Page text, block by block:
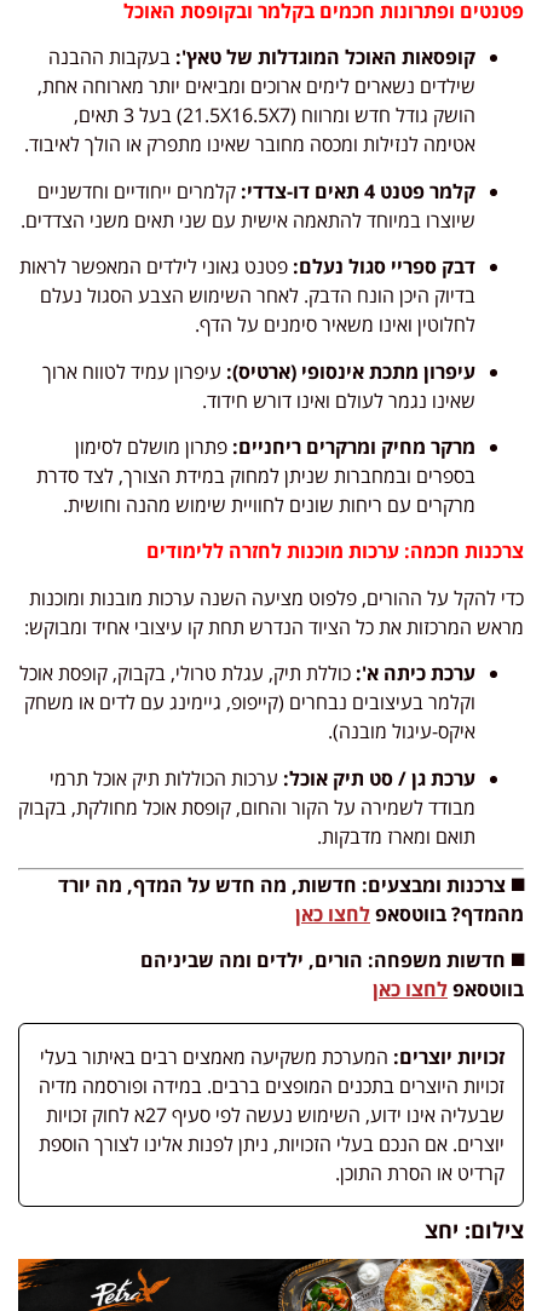
פטנטים ופתרונות חכמים בקלמר ובקופסת האוכל
קופסאות האוכל המוגדלות של טאץ': בעקבות ההבנה
שילדים נשארים לימים ארוכים ומביאים יותר מארוחה אחת,
הושק גודל חדש ומרווח (21.5X16.5X7) בעל 3 תאים,
אטימה לנזילות ומכסה מחובר שאינו מתפרק או הולך לאיבוד.
קלמר פטנט 4 תאים דו-צדדי:
קלמרים ייחודיים וחדשניים
שיוצרו במיוחד להתאמה אישית עם שני תאים משני הצדדים.
דבק ספריי סגול נעלם: פטנט גאוני לילדים המאפשר לראות
בדיוק היכן הונח הדבק. לאחר השימוש הצבע הסגול נעלם
לחלוטין ואינו משאיר סימנים על הדף.
עיפרון מתכת אינסופי (ארטיס): עיפרון עמיד לטווח ארוך
שאינו נגמר לעולם ואינו דורש חידוד.
מרקר מחיק ומרקרים ריחניים: פתרון מושלם לסימון
בספרים ובמחברות שניתן למחוק במידת הצורך, לצד סדרת
מרקרים עם ריחות שונים לחוויית שימוש מהנה וחושית.
צרכנות חכמה: ערכות מוכנות לחזרה ללימודים
כדי להקל על ההורים, פלפוט מציעה השנה ערכות מובנות ומוכנות
מראש המרכזות את כל הציוד הנדרש תחת קו עיצובי אחיד ומבוקש:
ערכת כיתה א': כוללת תיק, עגלת טרולי, בקבוק, קופסת אוכל
וקלמר בעיצובים נבחרים (קייפופ, גיימינג עם לדים או משחק
איקס-עיגול מובנה).
ערכת גן / סט תיק אוכל: ערכות הכוללות תיק אוכל תרמי
מבודד לשמירה על הקור והחום, קופסת אוכל מחולקת, בקבוק
תואם ומארז מדבקות.
◼️ צרכנות ומבצעים: חדשות, מה חדש על המדף, מה יורד
מהמדף? בווטסאפלחצו כאן
◼️ חדשות משפחה: הורים, ילדים ומה שביניהם
בווטסאפלחצו כאן
זכויות יוצרים: המערכת משקיעה מאמצים רבים באיתור בעלי
זכויות היוצרים בתכנים המופצים ברבים. במידה ופורסמה מדיה
שבעליה אינו ידוע, השימוש נעשה לפי סעיף 27א לחוק זכויות
יוצרים. אם הנכם בעלי הזכויות, ניתן לפנות אלינו לצורך הוספת
קרדיט או הסרת התוכן.
צילום: יחצ